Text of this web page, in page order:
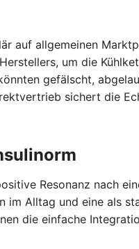
auf allgemeinen
um die
gefälscht,
sichert die
Resonanz nach
im Alltag und eine als
die einfache